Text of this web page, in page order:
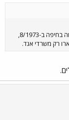
רק משרדי אגד.